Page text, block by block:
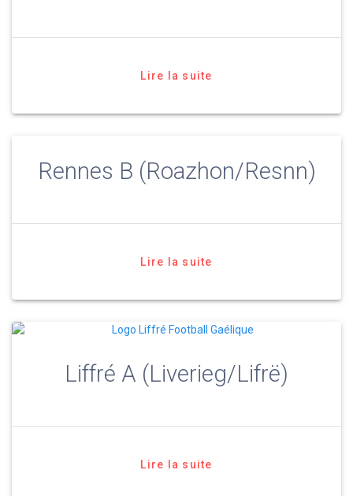
Lire la suite
Rennes B (Roazhon/Resnn)
Lire la suite
Liffré A (Liverieg/Lifrë)
Lire la suite